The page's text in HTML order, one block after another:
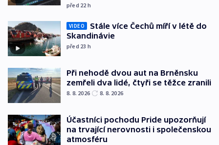
před 22 h
VIDEO
Stále více Čechů míří v létě do
Skandinávie
před 23 h
Při nehodě dvou aut na Brněnsku
zemřeli dva lidé, čtyři se těžce zranili
8. 8. 2026 8. 8. 2026
Účastníci pochodu Pride upozorňují
na trvající nerovnosti i společenskou
atmosféru